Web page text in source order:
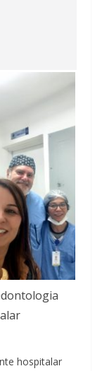
hospitalar